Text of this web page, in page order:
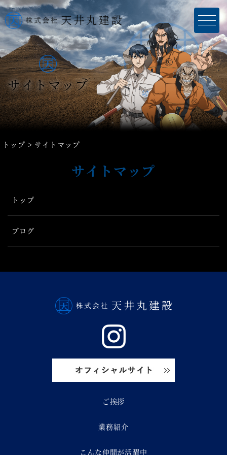
サイトマップ
トップ サイトマップ
サイトマップ
トップ
ブログ
ご挨拶
業務紹介
こんな仲間が活躍中